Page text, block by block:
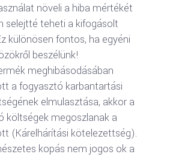
növeli a hiba mértékét
selejtté teheti a kifogásolt
különösen fontos, ha egyéni
beszélünk!
meghibásodásában
a fogyasztó karbantartási
elmulasztása, akkor a
költségek megoszlanak a
(Kárelhárítási kötelezettség).
kopás nem jogos ok a